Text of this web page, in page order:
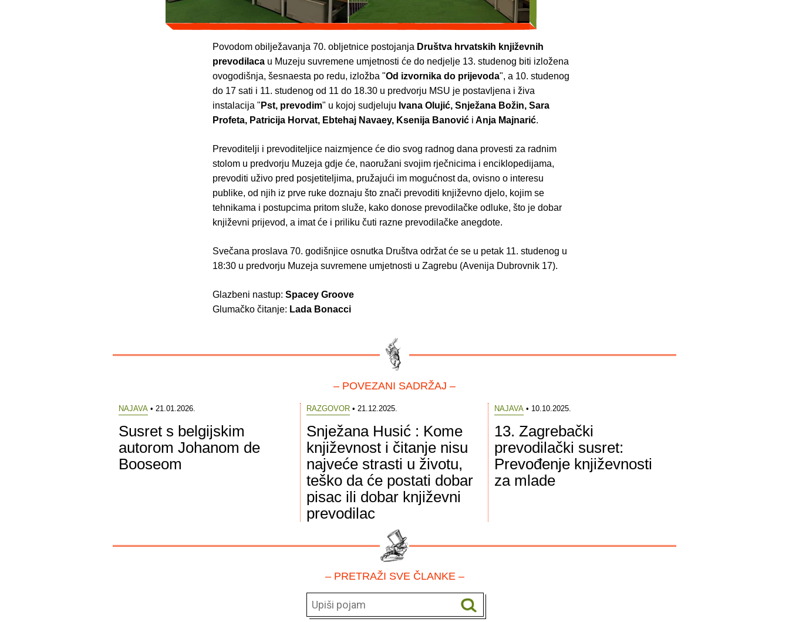
Povodom obilježavanja 70. obljetnice postojanja Društva hrvatskih književnih
prevodilaca u Muzeju suvremene umjetnosti će do nedjelje 13. studenog biti izložena
ovogodišnja, šesnaesta po redu, izložba "Od izvornika do prijevoda", a 10. studenog
do 17 sati i 11. studenog od 11 do 18.30 u predvorju MSU je postavljena i živa
instalacija " Pst, prevodim" u kojoj sudjeluju Ivana Olujić, Snježana Božin, Sara
Profeta, Patricija Horvat, Ebtehaj Navaey, Ksenija Banović i Anja Majnarić.
Prevoditelji i prevoditeljice naizmjence će dio svog radnog dana provesti za radnim
stolom u predvorju Muzeja gdje će, naoružani svojim rječnicima i enciklopedijama,
prevoditi uživo pred posjetiteljima, pružajući im mogućnost da, ovisno o interesu
publike, od njih iz prve ruke doznaju što znači prevoditi književno djelo, kojim se
tehnikama i postupcima pritom služe, kako donose prevodilačke odluke, što je dobar
književni prijevod, a imat će i priliku čuti razne prevodilačke anegdote.
Svečana proslava 70. godišnjice osnutka Društva održat će se u petak 11. studenog u
18:30 u predvorju Muzeja suvremene umjetnosti u Zagrebu (Avenija Dubrovnik 17).
Glazbeni nastup: Spacey Groove
Glumačko čitanje: Lada Bonacci
– POVEZANI SADRŽAJ –
NAJAVA• 21.01.2026.
Susret s belgijskim
autorom Johanom de
Booseom
RAZGOVOR• 21.12.2025.
Snježana Husić : Kome
književnost i čitanje nisu
najveće strasti u životu,
teško da će postati dobar
pisac ili dobar književni
prevodilac
NAJAVA• 10.10.2025.
13. Zagrebački
prevodilački susret:
Prevođenje književnosti
za mlade
– PRETRAŽI SVE ČLANKE –